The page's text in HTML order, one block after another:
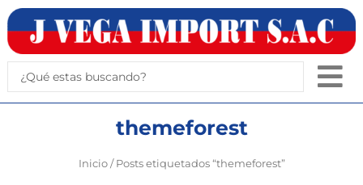
al
contenido
themeforest
Inicio/ Posts etiquetados “themeforest”